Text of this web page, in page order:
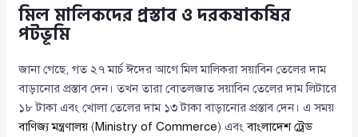
মিল মালিকদের প্রস্তাব ও দরকষাকষির
পটভূমি
জানা গেছে, গত ২৭ মার্চ ঈদের আগে মিল মালিকরা সয়াবিন তেলের দাম
বাড়ানোর প্রস্তাব দেন। তখন তারা বোতলজাত সয়াবিন তেলের দাম লিটারে
১৮ টাকা এবং খোলা তেলের দাম ১৩ টাকা বাড়ানোর প্রস্তাব দেন। এ সময়
বাণিজ্য মন্ত্রণালয় (Ministry of Commerce) এবংবাংলাদেশ ট্রেড